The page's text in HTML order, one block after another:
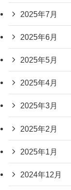
2025年7月
2025年6月
2025年5月
2025年4月
2025年3月
2025年2月
2025年1月
2024年12月